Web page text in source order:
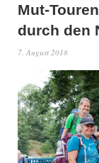
Mut-Touren
durch den
7. August 2018